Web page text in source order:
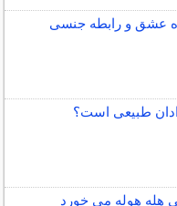
عشق و رابطه جنسی
طبیعی است؟
هله هوله می خورد